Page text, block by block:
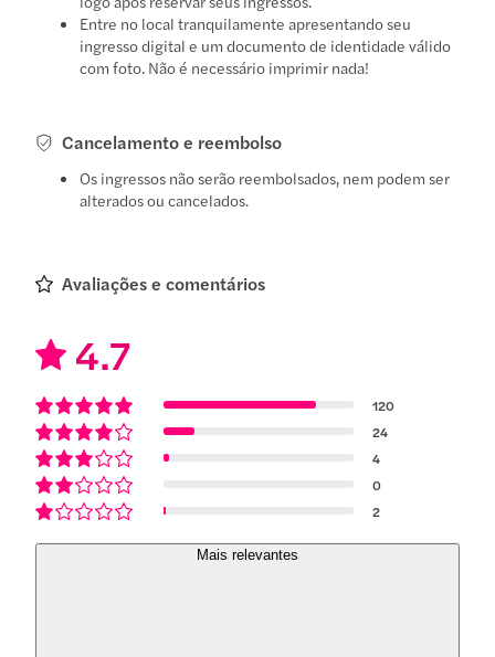
Entre no local tranquilamente apresentando seu
ingresso digital e um documento de identidade válido
com foto. Não é necessário imprimir nada!
Cancelamento e reembolso
Os ingressos não serão reembolsados, nem podem ser
alterados ou cancelados.
Avaliações e comentários
4.7
120
24
4
0
2
Mais relevantes